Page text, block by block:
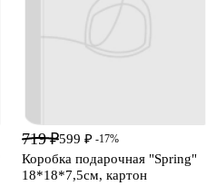
719 ₽599 ₽ -17%
Коробка подарочная "Spring"
18*18*7,5см, картон